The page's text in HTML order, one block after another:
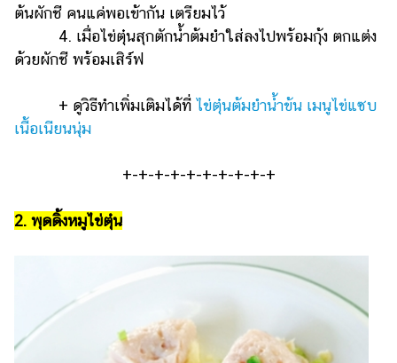
ต้นผักชี คนแค่พอเข้ากัน เตรียมไว้
4. เมื่อไข่ตุ๋นสุกตักน้ำต้มยำใส่ลงไปพร้อมกุ้ง ตกแต่ง
ด้วยผักชี พร้อมเสิร์ฟ
+ ดูวิธีทำเพิ่มเติมได้ที่ ไข่ตุ๋นต้มยำน้ำข้น เมนูไข่แซบ
เนื้อเนียนนุ่ม
+-+-+-+-+-+-+-+-+-+
2. พุดดิ้งหมูไข่ตุ๋น